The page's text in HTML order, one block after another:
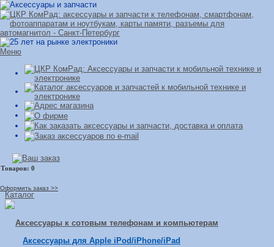
Меню
Оформить заказ >>
Каталог
Аксессуары к сотовым телефонам и компьютерам
Аксессуары для Apple iPod/iPhone/iPad